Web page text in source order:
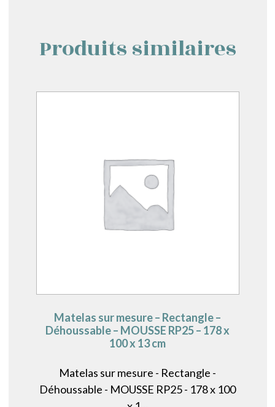
Produits similaires
Matelas sur mesure – Rectangle –
Déhoussable – MOUSSE RP25 – 178 x
100 x 13 cm
Matelas sur mesure - Rectangle -
Déhoussable - MOUSSE RP25 - 178 x 100